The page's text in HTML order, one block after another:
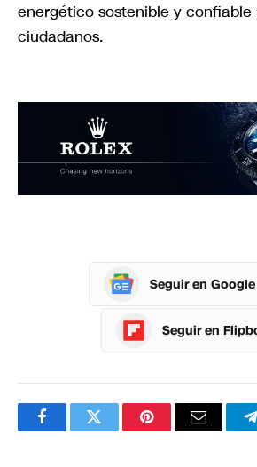
energético sostenible y confiable
ciudadanos.
Seguir en
Seguir en
FacebookTwitterPinterestCorreo